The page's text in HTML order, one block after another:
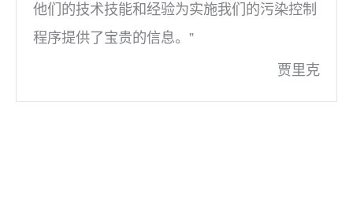
他们的技术技能和经验为实施我们的污染控制
程序提供了宝贵的信息。”
贾里克